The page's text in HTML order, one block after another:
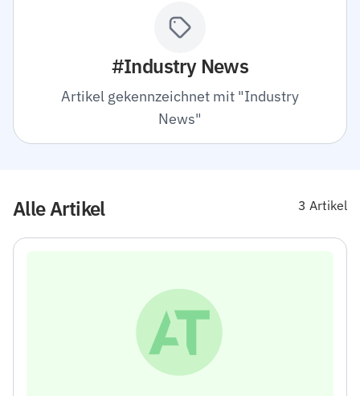
#Industry News
Artikel gekennzeichnet mit "Industry
News"
Alle Artikel 3 Artikel